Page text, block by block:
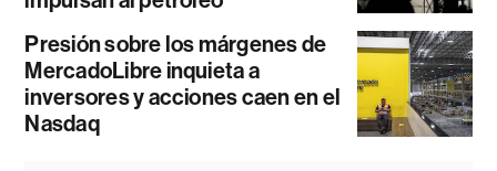
Presión sobre los márgenes de
MercadoLibre inquieta a
inversores y acciones caen en el
Nasdaq